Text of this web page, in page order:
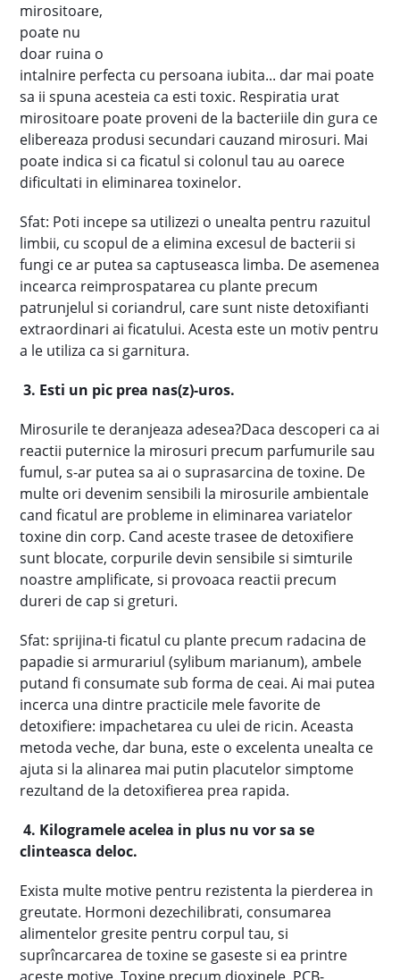
mirositoare,
poate nu
doar ruina o
intalnire perfecta cu persoana iubita... dar mai poate
sa ii spuna acesteia ca esti toxic. Respiratia urat
mirositoare poate proveni de la bacteriile din gura ce
elibereaza produsi secundari cauzand mirosuri. Mai
poate indica si ca ficatul si colonul tau au oarece
dificultati in eliminarea toxinelor.
Sfat: Poti incepe sa utilizezi o unealta pentru razuitul
limbii, cu scopul de a elimina excesul de bacterii si
fungi ce ar putea sa captuseasca limba. De asemenea
incearca reimprospatarea cu plante precum
patrunjelul si coriandrul, care sunt niste detoxifianti
extraordinari ai ficatului. Acesta este un motiv pentru
a le utiliza ca si garnitura.
3. Esti un pic prea nas(z)-uros.
Mirosurile te deranjeaza adesea?Daca descoperi ca ai
reactii puternice la mirosuri precum parfumurile sau
fumul, s-ar putea sa ai o suprasarcina de toxine. De
multe ori devenim sensibili la mirosurile ambientale
cand ficatul are probleme in eliminarea variatelor
toxine din corp. Cand aceste trasee de detoxifiere
sunt blocate, corpurile devin sensibile si simturile
noastre amplificate, si provoaca reactii precum
dureri de cap si greturi.
Sfat: sprijina-ti ficatul cu plante precum radacina de
papadie si armurariul (sylibum marianum), ambele
putand fi consumate sub forma de ceai. Ai mai putea
incerca una dintre practicile mele favorite de
detoxifiere: impachetarea cu ulei de ricin. Aceasta
metoda veche, dar buna, este o excelenta unealta ce
ajuta si la alinarea mai putin placutelor simptome
rezultand de la detoxifierea prea rapida.
4. Kilogramele acelea in plus nu vor sa se
clinteasca deloc.
Exista multe motive pentru rezistenta la pierderea in
greutate. Hormoni dezechilibrati, consumarea
alimentelor gresite pentru corpul tau, si
suprîncarcarea de toxine se gaseste si ea printre